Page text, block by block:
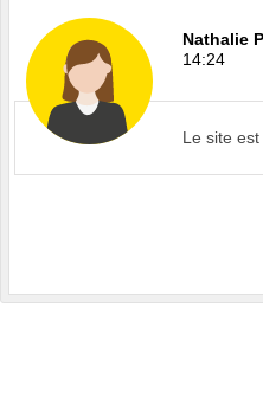
Nathalie
14:24
Le site